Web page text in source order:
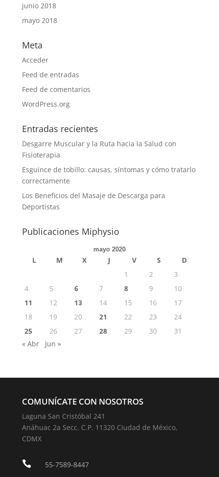
junio 2018
mayo 2018
Meta
Acceder
Feed de entradas
Feed de comentarios
WordPress.org
Entradas recientes
Desgarre Muscular y la Ruta hacia la Salud con
Fisioterapia
Esguince de tobillo: causas, síntomas y cómo tratarlo
correctamente
Los Beneficios del Masaje de Descarga para
Deportistas
Publicaciones Miphysio
mayo 2020
L M X J V S
D
1
2
3
4
5 6 7 8 9
10
11
12 13 14 15 16
17
18
19 20 21 22 23
24
25
26 27 28 29 30
31
« Abr
Jun »
COMUNÍCATE CON NOSOTROS
Laguna San Cristóbal 241
Anáhuac 2a Secc. C.P. 11320 Ciudad de México,
CDMX
 55-7589-8447